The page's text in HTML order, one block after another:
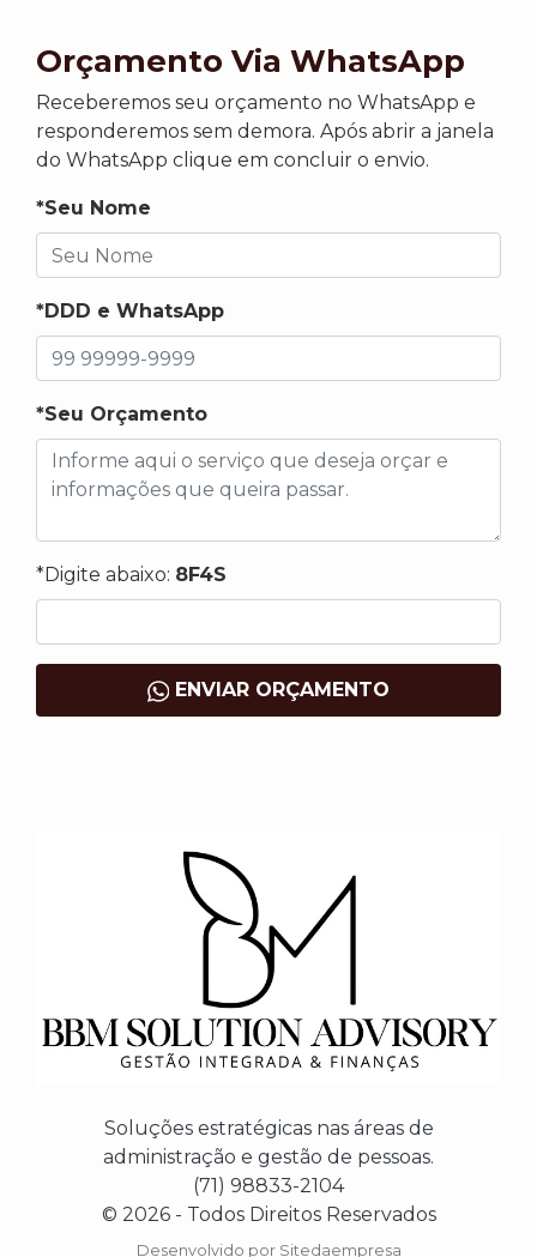
Orçamento Via WhatsApp
Receberemos seu orçamento no WhatsApp e
responderemos sem demora. Após abrir a janela
do WhatsApp clique em concluir o envio.
*Seu Nome
*DDD e WhatsApp
*Seu Orçamento
*Digite abaixo: 8F4S
ENVIAR ORÇAMENTO
Soluções estratégicas nas áreas de
administração e gestão de pessoas.
(71) 98833-2104
© 2026 - Todos Direitos Reservados
Desenvolvido por Sitedaempresa